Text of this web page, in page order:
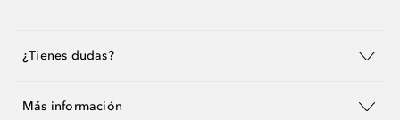
¿Tienes dudas?
Más información